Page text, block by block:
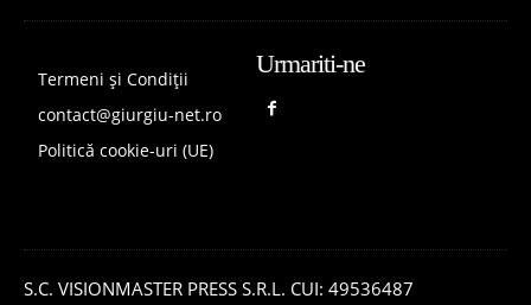
Termeni și Condiții
contact@giurgiu-net.ro
Politică cookie-uri (UE)
Urmariti-ne
S.C. VISIONMASTER PRESS S.R.L. CUI: 49536487